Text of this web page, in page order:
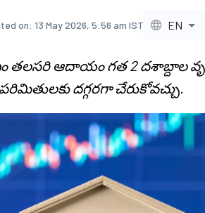
on: 13 May 2026, 5:56 am IST EN
తలసరి ఆదాయం గత 2 దశాబ్దాల
దగ్గరగా చేరుకోవచ్చు.